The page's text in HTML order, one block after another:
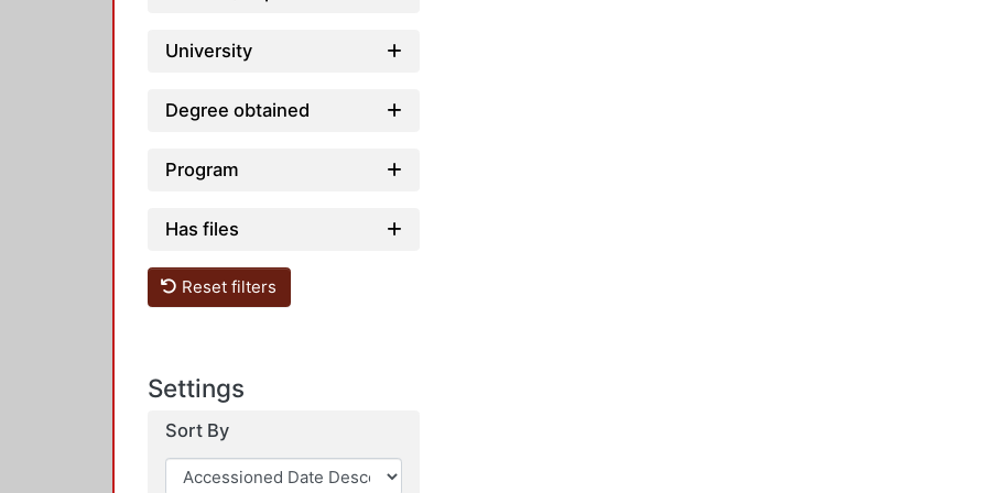
University
Degree obtained
Program
Has files
Reset filters
Settings
Sort By